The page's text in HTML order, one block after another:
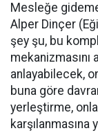
Mesleğe
Alper Dinçer
şey şu, bu
mekanizmasını
anlayabilecek,
buna göre
yerleştirme,
karşılanmasına